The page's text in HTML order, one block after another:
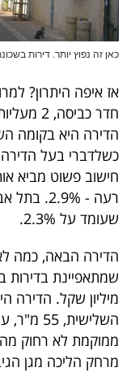
כאן זה נפוץ יותר. דירות
אז איפה היתרון?
הדירה היא בקומה
חישוב פשוט מביא
רעה -
שעומד על 2.3%.
הדירה הבאה, כמה
ממוקמת לא רחוק
מרחק הליכה מגן